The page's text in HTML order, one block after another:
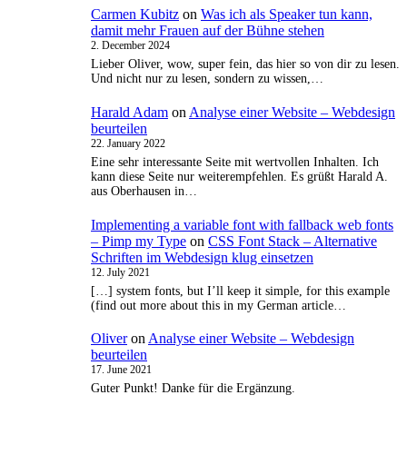
Carmen Kubitz on Was ich als Speaker tun kann,
damit mehr Frauen auf der Bühne stehen
2. December 2024
Lieber Oliver, wow, super fein, das hier so von dir zu lesen.
Und nicht nur zu lesen, sondern zu wissen,…
Harald Adam on Analyse einer Website – Webdesign
beurteilen
22. January 2022
Eine sehr interessante Seite mit wertvollen Inhalten. Ich
kann diese Seite nur weiterempfehlen. Es grüßt Harald A.
aus Oberhausen in…
Implementing a variable font with fallback web fonts
– Pimp my Type on CSS Font Stack – Alternative
Schriften im Webdesign klug einsetzen
12. July 2021
[…] system fonts, but I’ll keep it simple, for this example
(find out more about this in my German article…
Oliveron Analyse einer Website – Webdesign
beurteilen
17. June 2021
Guter Punkt! Danke für die Ergänzung.